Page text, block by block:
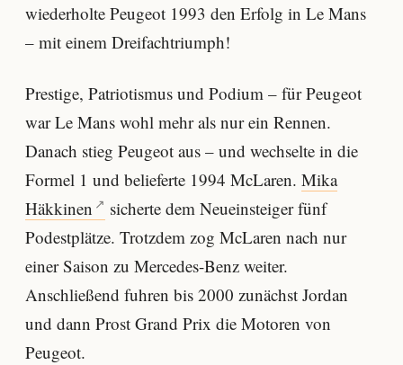
wiederholte Peugeot 1993 den Erfolg in Le Mans
– mit einem Dreifachtriumph!
Prestige, Patriotismus und Podium – für Peugeot
war Le Mans wohl mehr als nur ein Rennen.
Danach stieg Peugeot aus – und wechselte in die
Formel 1 und belieferte 1994 McLaren. Mika
Häkkinen
sicherte dem Neueinsteiger fünf
Podestplätze. Trotzdem zog McLaren nach nur
einer Saison zu Mercedes-Benz weiter.
Anschließend fuhren bis 2000 zunächst Jordan
und dann Prost Grand Prix die Motoren von
Peugeot.